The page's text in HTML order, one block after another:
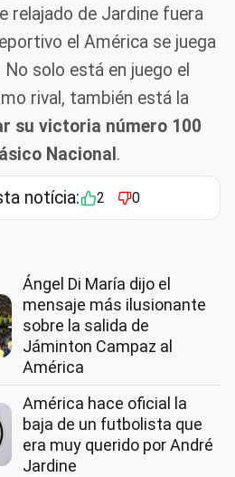
relajado de Jardine fuera
el América se juega
solo está en juego el
rival, también está la
su victoria número 100
Nacional .
notícia: 2 0
Ángel Di María dijo el
mensaje más ilusionante
sobre la salida de
Jáminton Campaz al
América
América hace oficial la
baja de un futbolista que
era muy querido por André
Jardine